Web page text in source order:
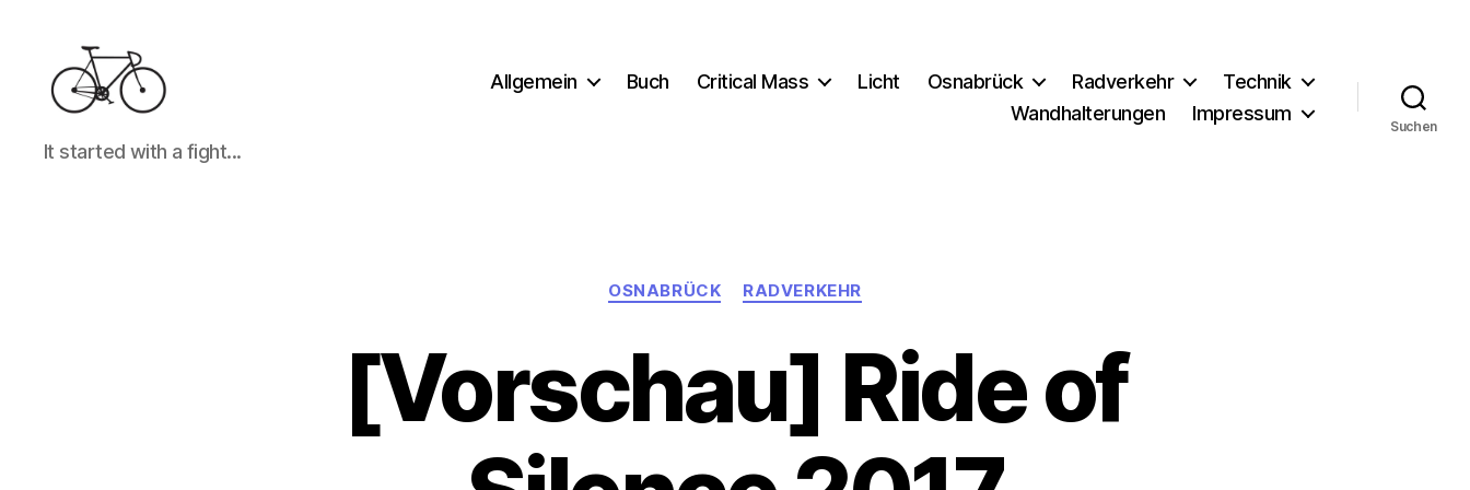
It
started
It started with a fight...
Allgemein Buch Critical Mass Licht Osnabrück Radverkehr
Technik
Wandhalterungen
Impressum
Suchen
Kategorien
OSNABRÜCK RADVERKEHR
[Vorschau] Ride of